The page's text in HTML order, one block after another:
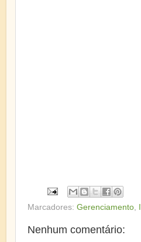
Marcadores: Gerenciamento
Nenhum comentário: